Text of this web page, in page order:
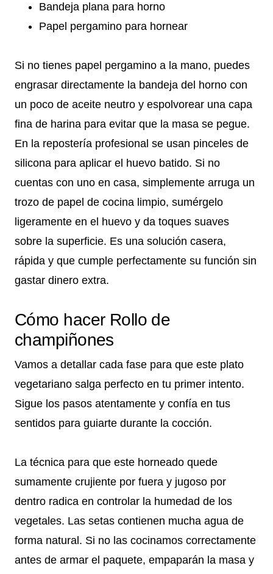
Bandeja plana para horno
Papel pergamino para hornear
Si no tienes papel pergamino a la mano, puedes
engrasar directamente la bandeja del horno con
un poco de aceite neutro y espolvorear una capa
fina de harina para evitar que la masa se pegue.
En la repostería profesional se usan pinceles de
silicona para aplicar el huevo batido. Si no
cuentas con uno en casa, simplemente arruga un
trozo de papel de cocina limpio, sumérgelo
ligeramente en el huevo y da toques suaves
sobre la superficie. Es una solución casera,
rápida y que cumple perfectamente su función sin
gastar dinero extra.
Cómo hacer Rollo de
champiñones
Vamos a detallar cada fase para que este plato
vegetariano salga perfecto en tu primer intento.
Sigue los pasos atentamente y confía en tus
sentidos para guiarte durante la cocción.
La técnica para que este horneado quede
sumamente crujiente por fuera y jugoso por
dentro radica en controlar la humedad de los
vegetales. Las setas contienen mucha agua de
forma natural. Si no las cocinamos correctamente
antes de armar el paquete, empaparán la masa y